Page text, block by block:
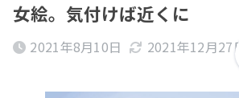
女絵。気付けば近くに
2021年8月10日 2021年12月27日